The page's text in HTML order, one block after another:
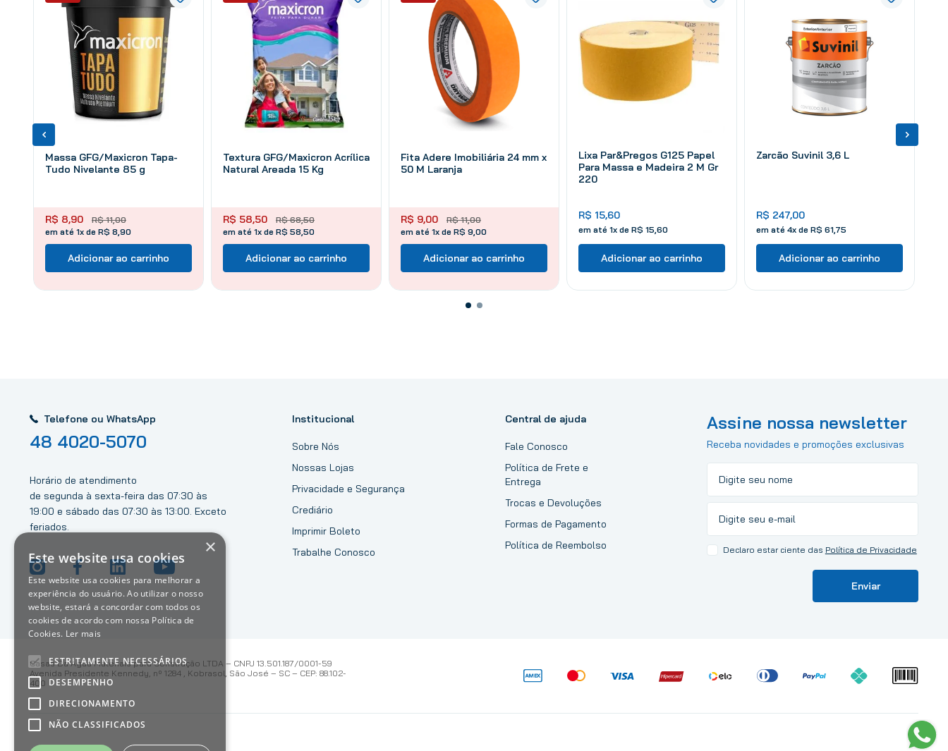
Massa GFG/Maxicron Tapa-
Tudo Nivelante 85 g
R$ 11,00
R$ 8,90
em até 1x de R$ 8,90
Adicionar ao carrinho
Textura GFG/Maxicron Acrílica
Natural Areada 15 Kg
R$ 68,50
R$ 58,50
em até 1x de R$ 58,50
Adicionar ao carrinho
Fita Adere Imobiliária 24 mm x
50 M Laranja
R$ 11,00
R$ 9,00
em até 1x de R$ 9,00
Adicionar ao carrinho
Lixa Par&Pregos G125 Papel
Para Massa e Madeira 2 M Gr
220
R$ 15,60
em até 1x de R$ 15 60
Adicionar ao carrinho
Zarcão Suvinil 3,6 L
R$ 247,00
em até 4x de R$ 61 75
Adicionar ao carrinho
Telefone ou WhatsApp
48 4020-5070
Horário de atendimento
de segunda à sexta-feira das 07:30 às
19:00 e sábado das 07:30 às 13:00. Exceto
feriados.
Institucional
Sobre Nós
Nossas Lojas
Privacidade e Segurança
Crediário
Imprimir Boleto
Trabalhe Conosco
Central de ajuda
Fale Conosco
Política de Frete e
Entrega
Trocas e Devoluções
Formas de Pagamento
Política de Reembolso
Assine nossa newsletter
Receba novidades e promoções exclusivas
Declaro estar ciente das Política de Privacidade
Enviar
Casas Da Água Materiais para Construção LTDA – CNPJ 13.501.187/0001-59
Avenida Presidente Kennedy, nº 1284 , Kobrasol, São José – SC – CEP: 88.102-
400
×
Este website usa cookies
Este website usa cookies para melhorar a
experiência do usuário. Ao utilizar o nosso
website, estará a concordar com todos os
cookies de acordo com nossa Política de
Cookies. Ler mais
ESTRITAMENTE NECESSÁRIOS
DESEMPENHO
DIRECIONAMENTO
NÃO CLASSIFICADOS